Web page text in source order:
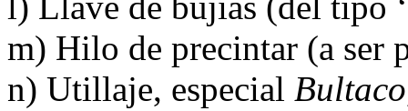
m) Hilo de precintar (a ser
n) Utillaje, especial Bultaco